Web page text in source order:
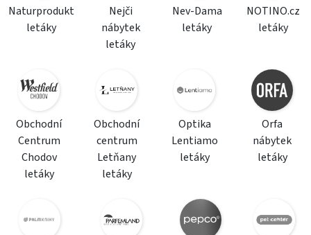
Naturprodukt
letáky
Nejči
nábytek
letáky
Nev-Dama
letáky
NOTINO.cz
letáky
Obchodní
Centrum
Chodov
letáky
Obchodní
centrum
Letňany
letáky
Optika
Lentiamo
letáky
Orfa
nábytek
letáky